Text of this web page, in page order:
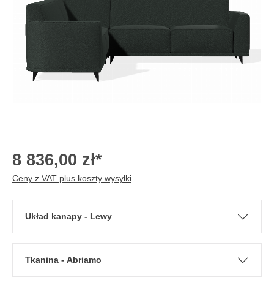
8 836,00 zł*
Ceny z VAT plus koszty wysyłki
Układ kanapy - Lewy
Tkanina - Abriamo